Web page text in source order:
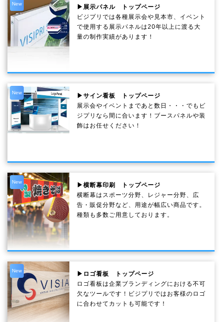
New
▶展示パネル トップページ
ビジプリでは各種展示会や見本市、イベント
で使用する展示パネルは20年以上に渡る大
量の制作実績があります！
New
▶サイン看板 トップページ
展示会やイベントまであと数日・・・でもビ
ジプリなら間に合います！ブースパネルや装
飾はお任せください！
New
▶横断幕印刷 トップページ
横断幕はスポーツ分野、レジャー分野、広
告・販促分野など、用途が幅広い商品です。
種類も多数ご用意しております。
New
▶ロゴ看板 トップページ
ロゴ看板は企業ブランディングにおける不可
欠なツールです！ビジプリではお客様のロゴ
に合わせてカットも可能です！